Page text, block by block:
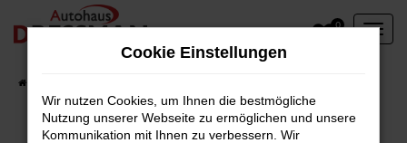
Zum
Hauptinhalt
0
Cookie Einstellungen
Wir nutzen Cookies, um Ihnen die bestmögliche
Nutzung unserer Webseite zu ermöglichen und unsere
Kommunikation mit Ihnen zu verbessern. Wir